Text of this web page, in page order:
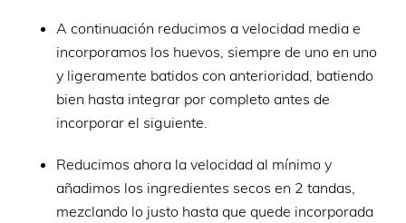
A continuación reducimos a velocidad media e
incorporamos los huevos, siempre de uno en uno
y ligeramente batidos con anterioridad, batiendo
bien hasta integrar por completo antes de
incorporar el siguiente.
Reducimos ahora la velocidad al mínimo y
añadimos los ingredientes secos en 2 tandas,
mezclando lo justo hasta que quede incorporada